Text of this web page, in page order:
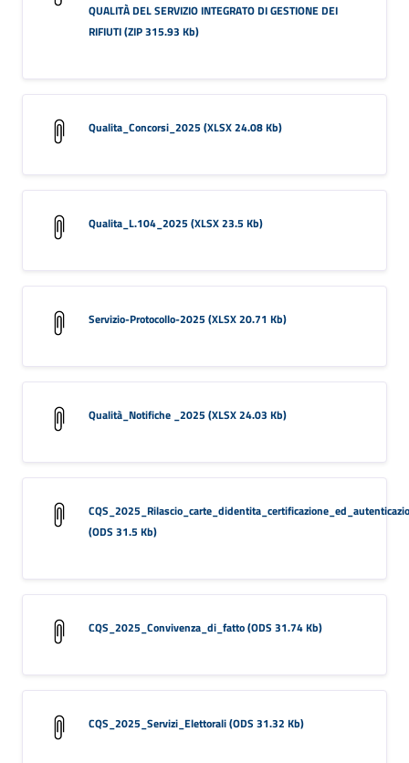
QUALITÀ DEL SERVIZIO INTEGRATO DI GESTIONE DEI
RIFIUTI (ZIP 315.93 Kb)
Qualita_Concorsi_2025 (XLSX 24.08 Kb)
Qualita_L.104_2025 (XLSX 23.5 Kb)
Servizio-Protocollo-2025 (XLSX 20.71 Kb)
Qualità_Notifiche _2025 (XLSX 24.03 Kb)
(ODS 31.5 Kb)
CQS_2025_Convivenza_di_fatto (ODS 31.74 Kb)
CQS_2025_Servizi_Elettorali (ODS 31.32 Kb)